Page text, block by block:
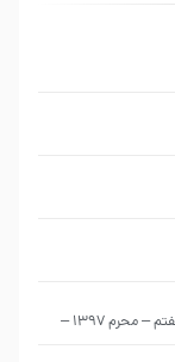
من غلام نوکراتم من عاشق کربلاتم – شور زمینه – شب هفتم – محرم 1397 –